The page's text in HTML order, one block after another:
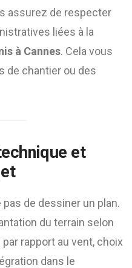
assurez de respecter
liées à la
à Cannes. Cela vous
de chantier ou des
et
de dessiner un plan.
du terrain selon
rapport au vent, choix
dans le